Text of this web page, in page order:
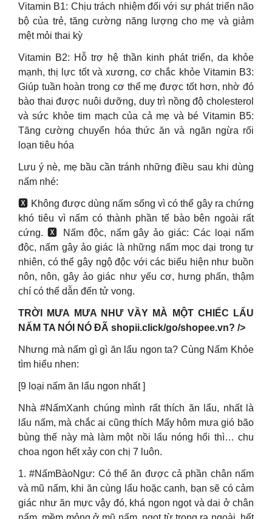
Vitamin B1: Chịu trách nhiệm đối với sự phát triển não
bộ của trẻ, tăng cường năng lượng cho mẹ và giảm
mệt mỏi thai kỳ
Vitamin B2: Hỗ trợ hệ thần kinh phát triển, da khỏe
mạnh, thị lực tốt và xương, cơ chắc khỏe Vitamin B3:
Giúp tuần hoàn trong cơ thể mẹ được tốt hơn, nhờ đó
bào thai được nuôi dưỡng, duy trì nồng độ cholesterol
và sức khỏe tim mạch của cả mẹ và bé Vitamin B5:
Tăng cường chuyển hóa thức ăn và ngăn ngừa rối
loạn tiêu hóa
Lưu ý nè, mẹ bầu cần tránh những điều sau khi dùng
nấm nhé:
🆇 Không được dùng nấm sống vì có thể gây ra chứng
khó tiêu vì nấm có thành phần tế bào bên ngoài rất
cứng. 🆇 Nấm độc, nấm gây ảo giác: Các loại nấm
độc, nấm gây ảo giác là những nấm mọc dại trong tự
nhiên, có thể gây ngộ độc với các biểu hiện như buồn
nôn, nôn, gây ảo giác như yếu cơ, hưng phấn, thậm
chí có thể dẫn đến tử vong.
TRỜI MƯA MƯA NHƯ VẦY MÀ MỘT CHIẾC LẨU
NẤM TA NÓI NÓ ĐÃ shopii.click/go/shopee.vn? />
Nhưng mà nấm gì gì ăn lẩu ngon ta? Cùng Nấm Khỏe
tìm hiểu nhen:
[9 loại nấm ăn lẩu ngon nhất ]
Nhà #NấmXanh chúng mình rất thích ăn lẩu, nhất là
lẩu nấm, mà chắc ai cũng thích Mấy hôm mưa gió bão
bùng thế này mà làm một nồi lẩu nóng hổi thì… chu
choa ngon hết xảy con chị 7 luôn.
1. #NấmBàoNgư: Có thể ăn được cả phần chân nấm
và mũ nấm, khi ăn cùng lẩu hoặc canh, bạn sẽ có cảm
giác như ăn mực vậy đó, khá ngon ngọt và dai ở chân